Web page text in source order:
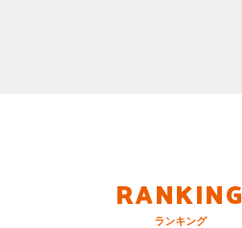
RANKING
ランキング